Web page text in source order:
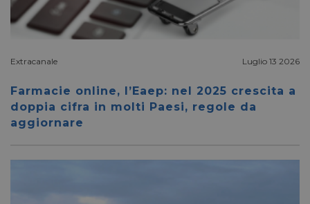
Extracanale Luglio 13 2026
Farmacie online, l’Eaep: nel 2025 crescita a
doppia cifra in molti Paesi, regole da
aggiornare
_fbp
Meta Platform Inc.
.pharmacyscanner.it
bcookie